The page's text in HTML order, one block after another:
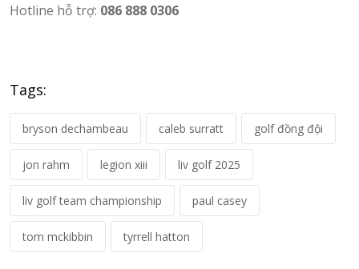
Hotline hỗ trợ: 086 888 0306
Tags:
bryson dechambeau caleb surratt golf đồng đội
jon rahm legion xiii liv golf 2025
liv golf team championship paul casey
tom mckibbin tyrrell hatton